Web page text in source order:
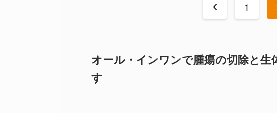
< 1
オール・インワンで腫瘍の切除と
す